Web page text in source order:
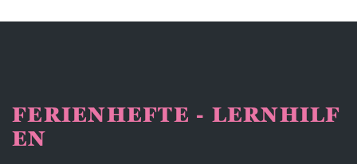
FERIENHEFTE - LERNHILF
EN